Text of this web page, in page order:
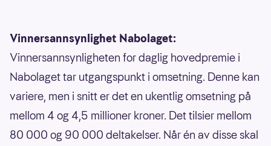
Vinnersannsynlighet Nabolaget:
Vinnersannsynligheten for daglig hovedpremie i
Nabolaget tar utgangspunkt i omsetning. Denne kan
variere, men i snitt er det en ukentlig omsetning på
mellom 4 og 4,5 millioner kroner. Det tilsier mellom
80 000 og 90 000 deltakelser. Når én av disse skal